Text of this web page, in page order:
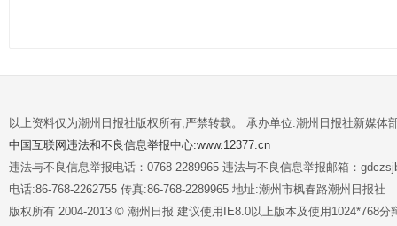
以上资料仅为潮州日报社版权所有,严禁转载。 承办单位:潮州日报社新媒体
中国互联网违法和不良信息举报中心:www.12377.cn
违法与不良信息举报电话：0768-2289965 违法与不良信息举报邮箱：
电话:86-768-2262755 传真:86-768-2289965 地址:潮州市枫春路潮州日报社
版权所有 2004-2013 © 潮州日报 建议使用IE8.0以上版本及使用1024*768分